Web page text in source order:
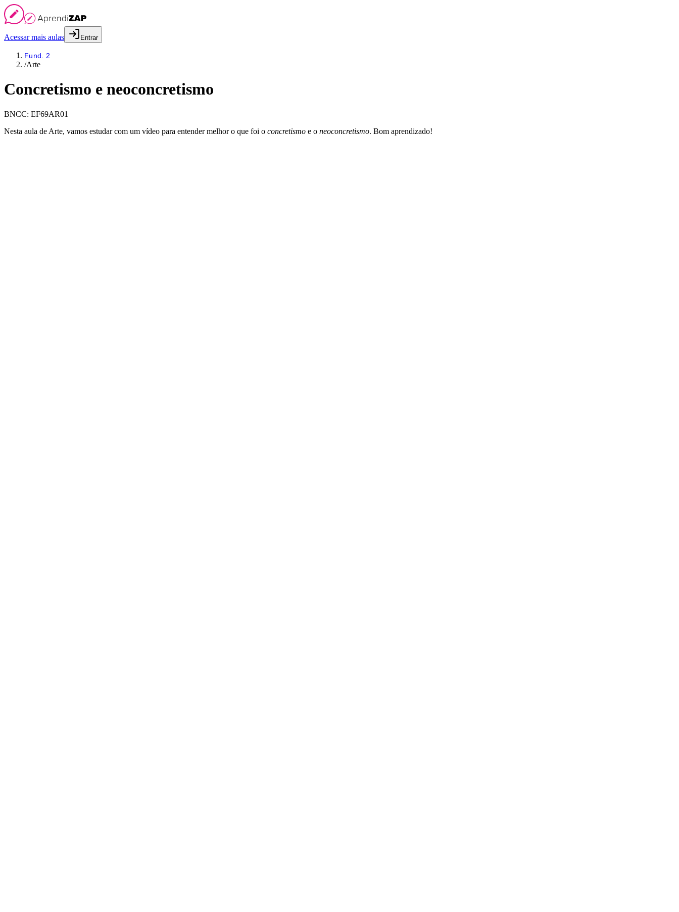
Acessar mais aulas Entrar
Fund. 2
/Arte
Concretismo e neoconcretismo
BNCC: EF69AR01
Nesta aula de Arte, vamos estudar com um vídeo para entender melhor o que foi o concretismo e o neoconcretismo. Bom aprendizado!